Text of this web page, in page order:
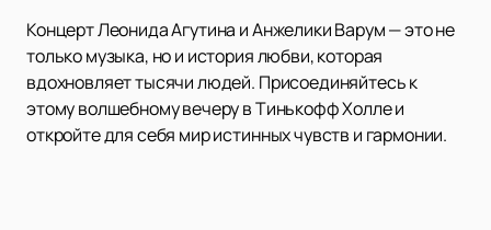
Концерт Леонида Агутина и Анжелики Варум — это не
только музыка, но и история любви, которая
вдохновляет тысячи людей. Присоединяйтесь к
этому волшебному вечеру в Тинькофф Холле и
откройте для себя мир истинных чувств и гармонии.